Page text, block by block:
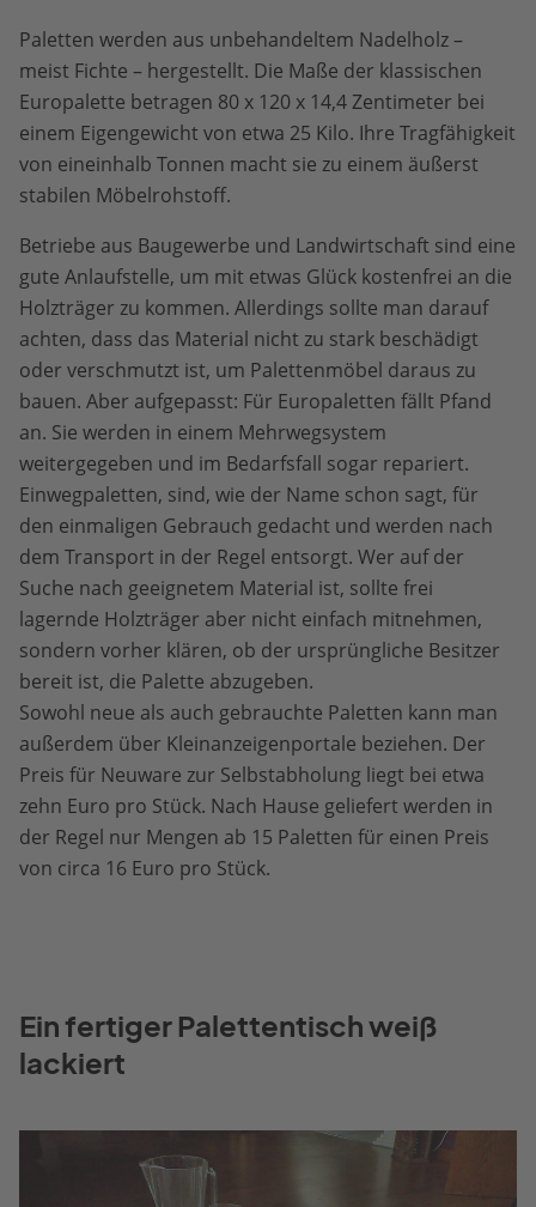
Paletten werden aus unbehandeltem Nadelholz –
meist Fichte – hergestellt. Die Maße der klassischen
Europalette betragen 80 x 120 x 14,4 Zentimeter bei
einem Eigengewicht von etwa 25 Kilo. Ihre Tragfähigkeit
von eineinhalb Tonnen macht sie zu einem äußerst
stabilen Möbelrohstoff.
Betriebe aus Baugewerbe und Landwirtschaft sind eine
gute Anlaufstelle, um mit etwas Glück kostenfrei an die
Holzträger zu kommen. Allerdings sollte man darauf
achten, dass das Material nicht zu stark beschädigt
oder verschmutzt ist, um Palettenmöbel daraus zu
bauen. Aber aufgepasst: Für Europaletten fällt Pfand
an. Sie werden in einem Mehrwegsystem
weitergegeben und im Bedarfsfall sogar repariert.
Einwegpaletten, sind, wie der Name schon sagt, für
den einmaligen Gebrauch gedacht und werden nach
dem Transport in der Regel entsorgt. Wer auf der
Suche nach geeignetem Material ist, sollte frei
lagernde Holzträger aber nicht einfach mitnehmen,
sondern vorher klären, ob der ursprüngliche Besitzer
bereit ist, die Palette abzugeben.
Sowohl neue als auch gebrauchte Paletten kann man
außerdem über Kleinanzeigenportale beziehen. Der
Preis für Neuware zur Selbstabholung liegt bei etwa
zehn Euro pro Stück. Nach Hause geliefert werden in
der Regel nur Mengen ab 15 Paletten für einen Preis
von circa 16 Euro pro Stück.
Ein fertiger Palettentisch weiß
lackiert